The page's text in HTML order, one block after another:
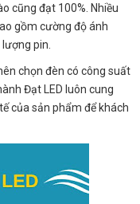
cũng đạt 100%. Nhiều
gồm cường độ ánh
pin.
chọn đèn có công suất
Đạt LED luôn cung
của sản phẩm để khách